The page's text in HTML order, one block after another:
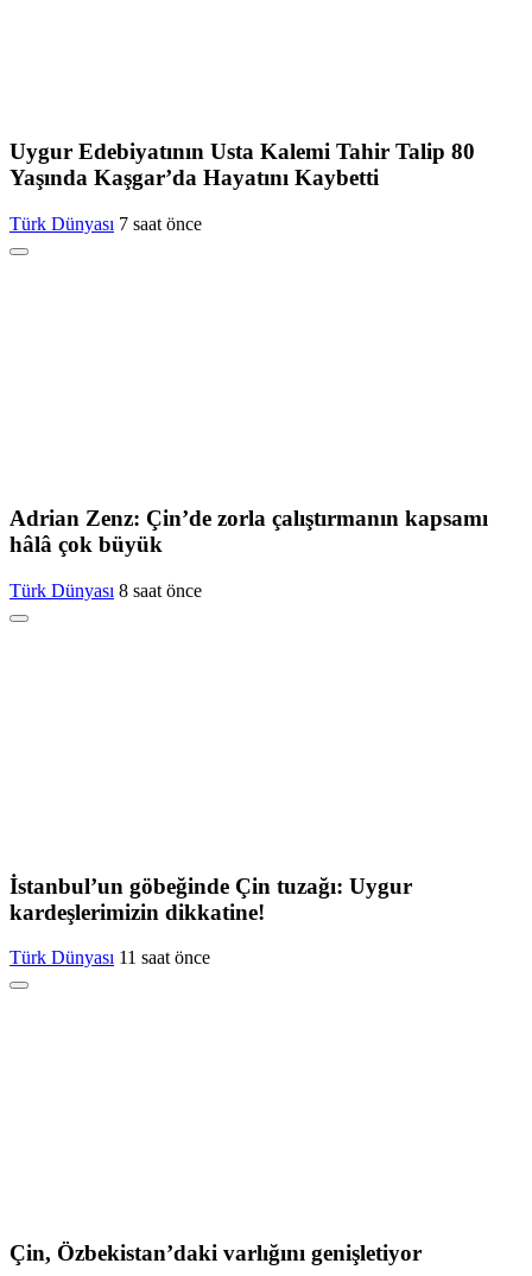
Uygur Edebiyatının Usta Kalemi Tahir Talip 80
Yaşında Kaşgar’da Hayatını Kaybetti
Türk Dünyası 7 saat önce
Adrian Zenz: Çin’de zorla çalıştırmanın kapsamı
hâlâ çok büyük
Türk Dünyası 8 saat önce
İstanbul’un göbeğinde Çin tuzağı: Uygur
kardeşlerimizin dikkatine!
Türk Dünyası 11 saat önce
Çin, Özbekistan’daki varlığını genişletiyor